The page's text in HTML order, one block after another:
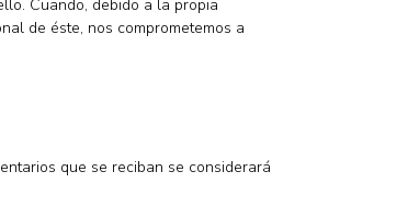
Cuando, debido a la propia
de éste, nos comprometemos a
que se reciban se considerará